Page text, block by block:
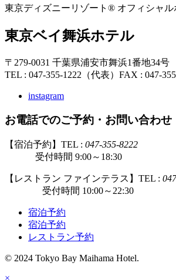
東京ディズニーリゾート® オフィシャル
東京ベイ舞浜ホテル
〒279-0031 千葉県浦安市舞浜1番地34号
TEL : 047-355-1222（代表） FAX : 047-
instagram
お電話でのご予約・お問い合わせ
【宿泊予約】TEL : 047-355-8222
受付時間 9:00～18:30
【レストラン ファインテラス】TEL :
受付時間 10:00～22:30
宿泊予約
宿泊予約
レストラン予約
© 2024 Tokyo Bay Maihama Hotel.
×